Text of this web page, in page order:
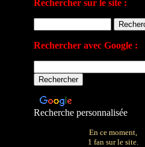
Le plan du site
Rechercher sur le site :
Rechercher avec Google :
Recherche personnalisée
En ce moment,
1 fan sur le site.